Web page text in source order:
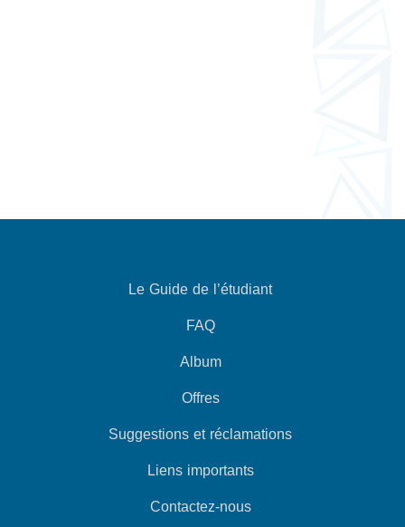
Le Guide de l’étudiant
FAQ
Album
Offres
Suggestions et réclamations
Liens importants
Contactez-nous